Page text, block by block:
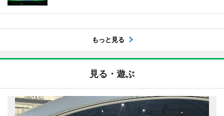
もっと見る
見る・遊ぶ